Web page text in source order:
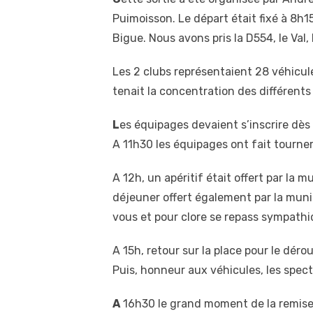
Puimoisson. Le départ était fixé à
Bigue. Nous avons pris la D554, le
Les 2 clubs représentaient 28
tenait la concentration des différents
Les équipages devaient s’inscrire
A 11h30 les équipages ont fait
A 12h, un apéritif était offert par la
déjeuner offert également par la
vous et pour clore se repass
A 15h, retour sur la place pour le
Puis, honneur aux véhicules, les
A16h30 le grand moment de la